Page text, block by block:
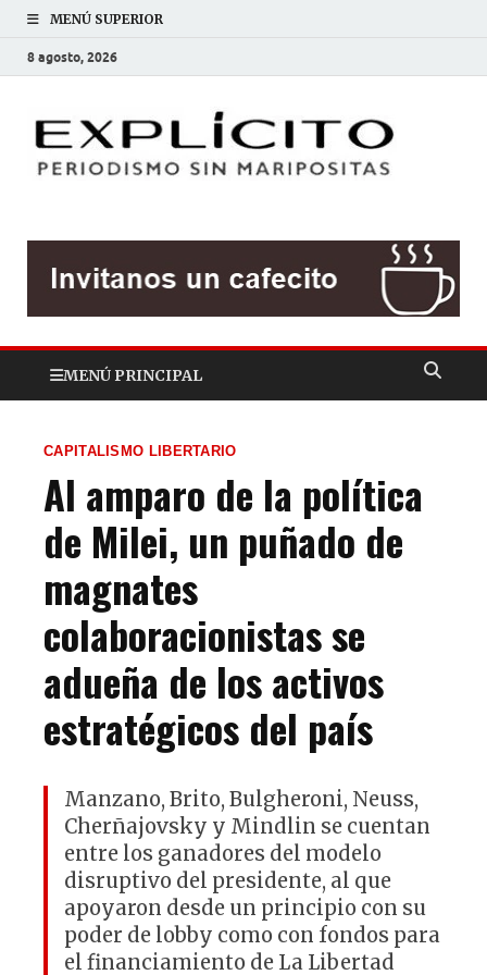
MENÚ SUPERIOR
8 agosto, 2026
MENÚ PRINCIPAL
CAPITALISMO LIBERTARIO
Al amparo de la política
de Milei, un puñado de
magnates
colaboracionistas se
adueña de los activos
estratégicos del país
Manzano, Brito, Bulgheroni, Neuss,
Cherñajovsky y Mindlin se cuentan
entre los ganadores del modelo
disruptivo del presidente, al que
apoyaron desde un principio con su
poder de lobby como con fondos para
el financiamiento de La Libertad